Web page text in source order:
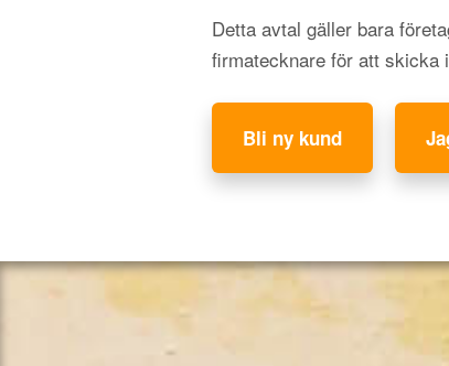
Detta avtal gäller bara
firmatecknare för att skicka
Bli ny kund